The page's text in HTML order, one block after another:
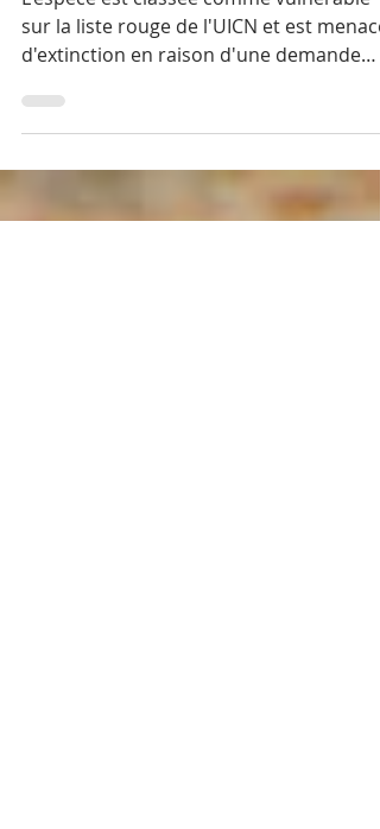
petit mammifère
menacé d'extinction
L'espèce est classée comme vulnérable
sur la liste rouge de l'UICN et est
d'extinction en raison d'une demande
croissante...